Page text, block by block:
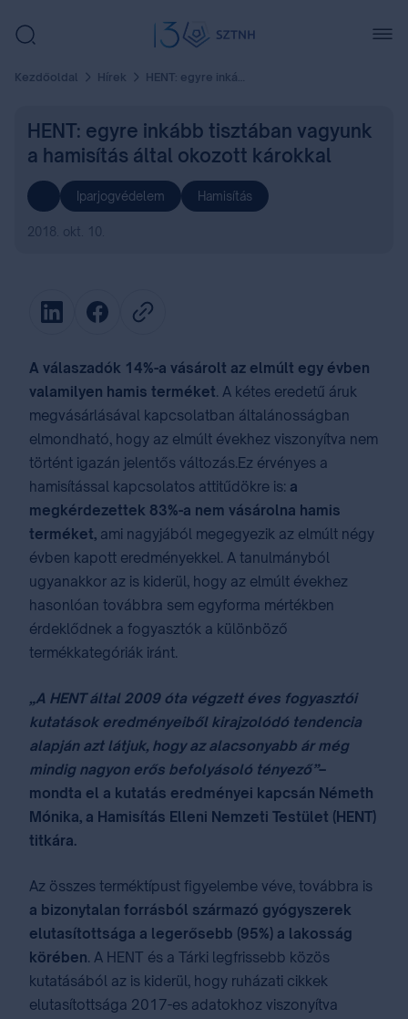
Kezdőoldal Hírek HENT: egyre inkább tisztában vagyunk a hamisítás által okozott károkkal
HENT: egyre inkább tisztában vagyunk
a hamisítás által okozott károkkal
Iparjogvédelem Hamisítás
2018. okt. 10.
A válaszadók 14%-a vásárolt az elmúlt egy évben
valamilyen hamis terméket. A kétes eredetű áruk
megvásárlásával kapcsolatban általánosságban
elmondható, hogy az elmúlt évekhez viszonyítva nem
történt igazán jelentős változás.Ez érvényes a
hamisítással kapcsolatos attitűdökre is: a
megkérdezettek 83%-a nem vásárolna hamis
terméket, ami nagyjából megegyezik az elmúlt négy
évben kapott eredményekkel. A tanulmányból
ugyanakkor az is kiderül, hogy az elmúlt évekhez
hasonlóan továbbra sem egyforma mértékben
érdeklődnek a fogyasztók a különböző
termékkategóriák iránt.
„A HENT által 2009 óta végzett éves fogyasztói
kutatások eredményeiből kirajzolódó tendencia
alapjánazt látjuk, hogyaz alacsonyabb ár még
mindig nagyon erős befolyásoló tényező”–
mondta el a kutatás eredményei kapcsán Németh
Mónika, a Hamisítás Elleni Nemzeti Testület (HENT)
titkára.
Az összes terméktípust figyelembe véve, továbbra is
a bizonytalan forrásból származó gyógyszerek
elutasítottsága a legerősebb (95%) a lakosság
körében. A HENT és a Tárki legfrissebb közös
kutatásából az is kiderül, hogy ruházati cikkek
elutasítottsága 2017-es adatokhoz viszonyítva